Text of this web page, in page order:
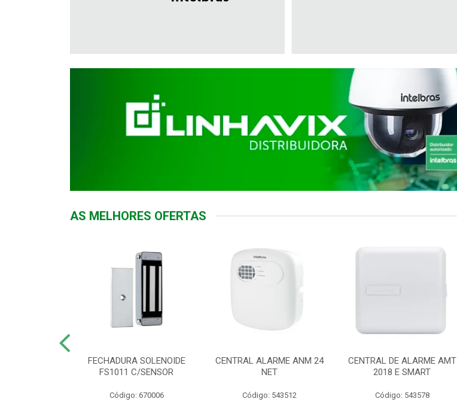
AS MELHORES OFERTAS
FECHADURA SOLENOIDE
FS1011 C/SENSOR
Código: 670006
CENTRAL ALARME ANM 24
NET
Código: 543512
CENTRAL DE ALARME AMT
2018 E SMART
Código: 543578